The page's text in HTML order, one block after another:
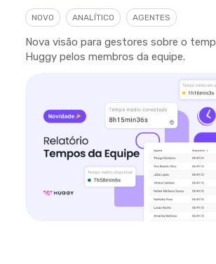
NOVO ANALÍTICO AGENTES
Nova visão para gestores sobre o
Huggy pelos membros da equipe.